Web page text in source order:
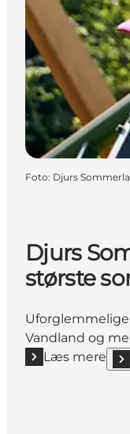
Foto: Djurs
Djurs
største
Vandland og
Læs mere
Læs mere